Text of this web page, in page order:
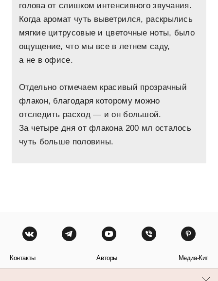
голова от слишком интенсивного звучания.
Когда аромат чуть выветрился, раскрылись
мягкие цитрусовые и цветочные ноты, было
ощущение, что мы все в летнем саду,
а не в офисе.
Отдельно отмечаем красивый прозрачный
флакон, благодаря которому можно
отследить расход — и он большой.
За четыре дня от флакона 200 мл осталось
чуть больше половины.
Контакты Авторы Медиа-Кит